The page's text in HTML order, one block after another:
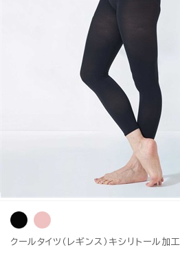
クールタイツ（レギンス）キシリトール加工